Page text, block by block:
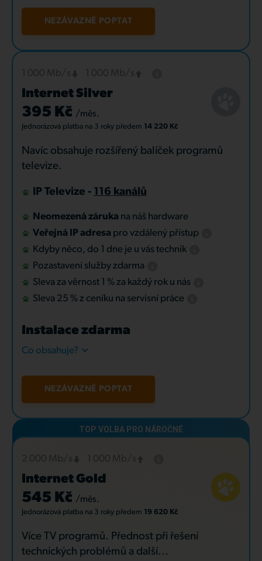
NEZÁVAZNĚ POPTAT
Internet Silver
395 Kč /měs.
Jednorázová platba na 3 roky předem 14 220 Kč
Navíc obsahuje rozšířený balíček programů
televize.
IP Televize - 116 kanálů
Neomezená záruka na náš hardware
Veřejná IP adresa pro vzdálený přístup
Kdyby něco, do 1 dne je u vás technik
Pozastavení služby zdarma
Sleva za věrnost 1 % za každý rok u nás
Sleva 25 % z ceníku na servisní práce
Instalace zdarma
Co obsahuje?
NEZÁVAZNĚ POPTAT
Internet Gold
545 Kč /měs.
Jednorázová platba na 3 roky předem 19 620 Kč
Více TV programů. Přednost při řešení
technických problémů a další...